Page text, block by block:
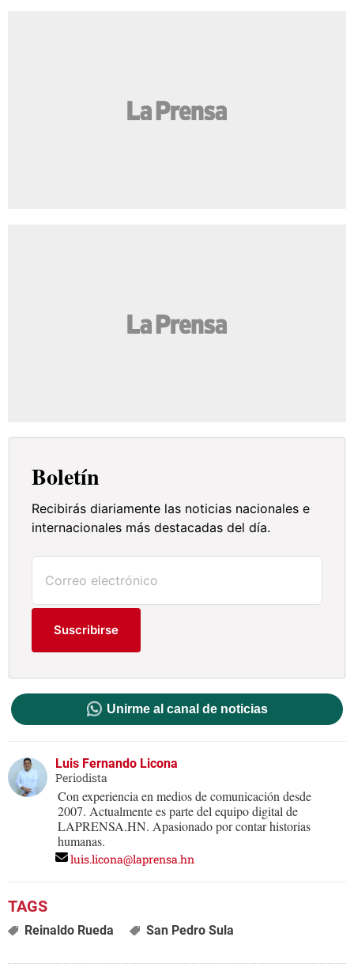
Boletín
Recibirás diariamente las noticias nacionales e
internacionales más destacadas del día.
Suscribirse
Unirme al canal de noticias
Luis Fernando Licona
Periodista
Con experiencia en medios de comunicación desde
2007. Actualmente es parte del equipo digital de
LAPRENSA.HN. Apasionado por contar historias
humanas.
luis.licona@laprensa.hn
Reinaldo Rueda San Pedro Sula